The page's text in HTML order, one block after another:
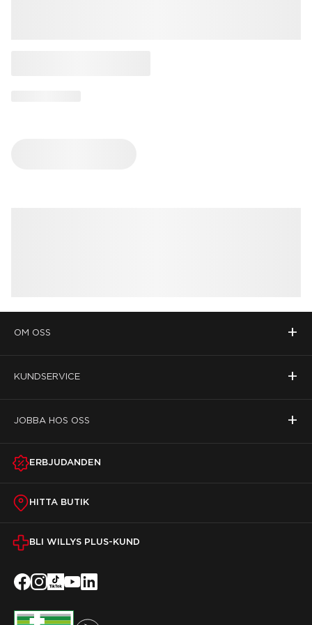
OM OSS +
KUNDSERVICE +
JOBBA HOS OSS +
ERBJUDANDEN
HITTA BUTIK
BLI WILLYS PLUS-KUND